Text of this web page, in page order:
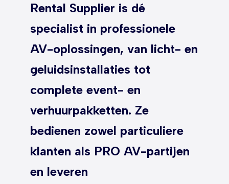
Rental Supplier is dé
specialist in professionele
AV-oplossingen, van licht- en
geluidsinstallaties tot
complete event- en
verhuurpakketten. Ze
bedienen zowel particuliere
klanten als PRO AV-partijen
en leveren